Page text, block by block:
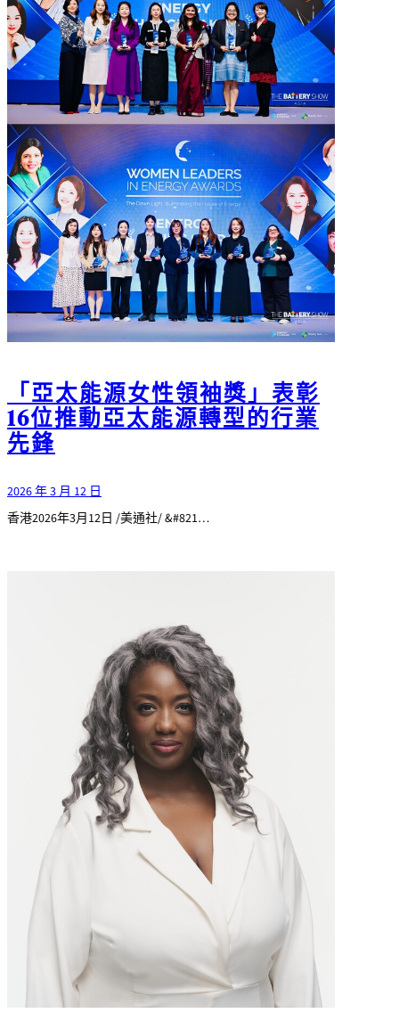
「亞太能源女性領袖獎」表彰
16位推動亞太能源轉型的行業
先鋒
2026 年 3 月 12 日
香港2026年3月12日 /美通社/ &#821…